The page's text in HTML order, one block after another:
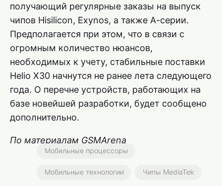
получающий регулярные заказы на выпуск
чипов Hisilicon, Exynos, а также А-серии.
Предполагается при этом, что в связи с
огромным количество нюансов,
необходимых к учету, стабильные поставки
Helio X30 начнутся не ранее лета следующего
года. О перечне устройств, работающих на
базе новейшей разработки, будет сообщено
дополнительно.
По материалам GSMArena
Мобильные процессоры
Мобильные технологии Чипы MediaTek